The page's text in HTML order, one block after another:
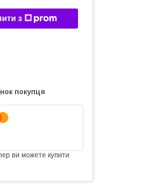
з
покупця
ви можете купити